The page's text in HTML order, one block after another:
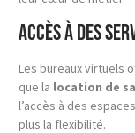
Accès à des
Les bureaux virtuels
que la location de
l’accès à des
plus la flexibilité.